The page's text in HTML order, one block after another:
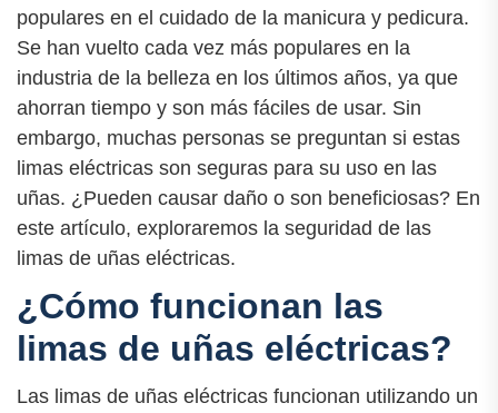
populares en el cuidado de la manicura y pedicura.
Se han vuelto cada vez más populares en la
industria de la belleza en los últimos años, ya que
ahorran tiempo y son más fáciles de usar. Sin
embargo, muchas personas se preguntan si estas
limas eléctricas son seguras para su uso en las
uñas. ¿Pueden causar daño o son beneficiosas? En
este artículo, exploraremos la seguridad de las
limas de uñas eléctricas.
¿Cómo funcionan las
limas de uñas eléctricas?
Las limas de uñas eléctricas funcionan utilizando un